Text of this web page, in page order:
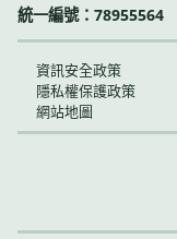
統一編號：78955564
資訊安全政策
隱私權保護政策
網站地圖